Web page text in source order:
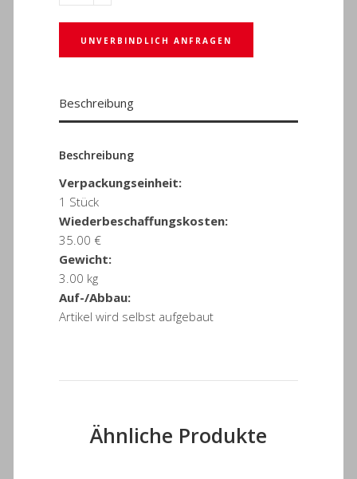
UNVERBINDLICH ANFRAGEN
Beschreibung
Beschreibung
Verpackungseinheit:
1 Stück
Wiederbeschaffungskosten:
35.00 €
Gewicht:
3.00 kg
Auf-/Abbau:
Artikel wird selbst aufgebaut
Ähnliche Produkte